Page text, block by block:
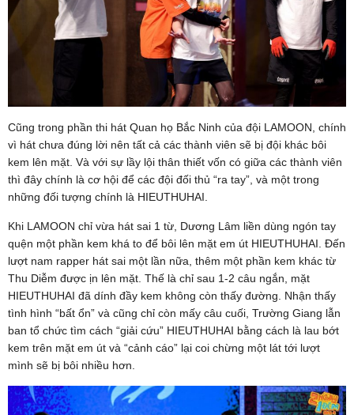
Cũng trong phần thi hát Quan họ Bắc Ninh của đội LAMOON, chính
vì hát chưa đúng lời nên tất cả các thành viên sẽ bị đội khác bôi
kem lên mặt. Và với sự lầy lội thân thiết vốn có giữa các thành viên
thì đây chính là cơ hội để các đội đối thủ “ra tay”, và một trong
những đối tượng chính là HIEUTHUHAI.
Khi LAMOON chỉ vừa hát sai 1 từ, Dương Lâm liền dùng ngón tay
quện một phần kem khá to để bôi lên mặt em út HIEUTHUHAI. Đến
lượt nam rapper hát sai một lần nữa, thêm một phần kem khác từ
Thu Diễm được ịn lên mặt. Thế là chỉ sau 1-2 câu ngắn, mặt
HIEUTHUHAI đã dính đầy kem không còn thấy đường. Nhận thấy
tình hình “bất ổn” và cũng chỉ còn mấy câu cuối, Trường Giang lẫn
ban tổ chức tìm cách “giải cứu” HIEUTHUHAI bằng cách là lau bớt
kem trên mặt em út và “cảnh cáo” lại coi chừng một lát tới lượt
mình sẽ bị bôi nhiều hơn.